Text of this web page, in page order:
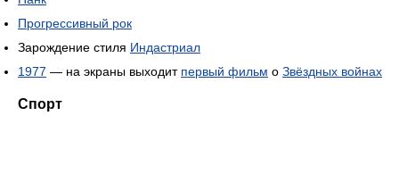
Прогрессивный рок
Зарождение стиля Индастриал
1977 — на экраны выходит первый фильм о Звёздных войнах
Спорт